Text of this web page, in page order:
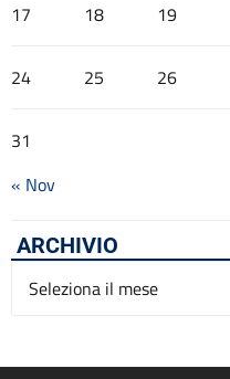
17 18 19
24 25 26
31
« Nov
ARCHIVIO
Archivio